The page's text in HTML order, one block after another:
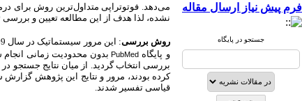
فرم پیش نیاز ارسال مقاله
جستجو در پایگاه
می‌دهد. فوتوتراپی متداول‌ترین روش برای
نشده، لذا هدف از این مطالعه تعیین و بررسی
روش بررسی: این مرور سیستماتیک در سال 1399 بر روی مقالات منشر شده در پایگاه‌های
و پایگاه PubMedبدون محدودیت زمانی انجام
بررسی انتخاب گردید. از میان نتایج جستجو در
کرده بودند، مرور و نتایج این پژوهش‌ گزارش
قیاسی تفسیر شدند.